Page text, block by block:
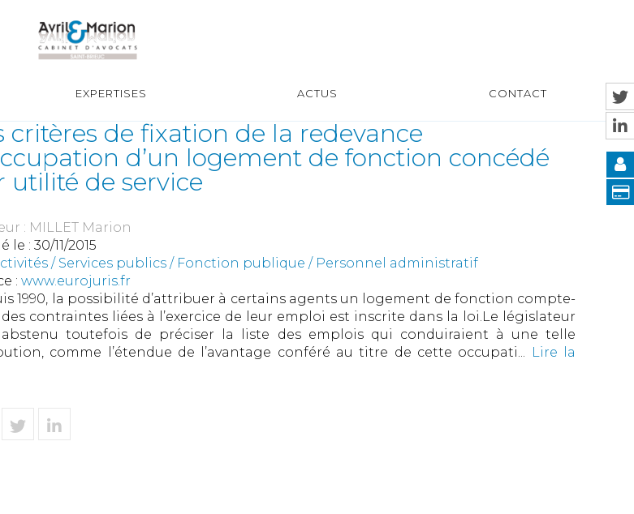
EXPERTISES ACTUS CONTACT
critères de fixation de la redevance
d’un logement de fonction concédé
utilité de service
: MILLET Marion
le : 30/11/2015
/ Services publics / Fonction publique / Personnel administratif
: www.eurojuris.fr
1990, la possibilité d’attribuer à certains agents un logement de fonction compte-
contraintes liées à l’exercice de leur emploi est inscrite dans la loi.Le législateur
abstenu toutefois de préciser la liste des emplois qui conduiraient à une telle
comme l’étendue de l’avantage conféré au titre de cette occupati... Lire la